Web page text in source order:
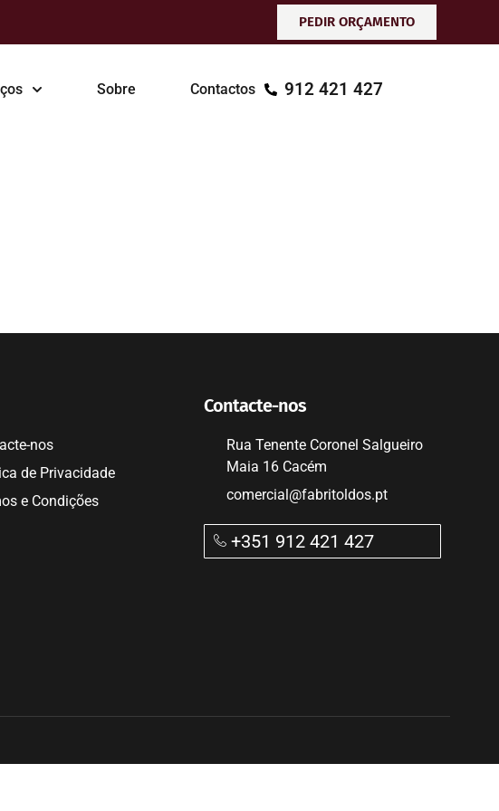
PEDIR ORÇAMENTO
Sobre Contactos 912 421 427
nos
de Privacidade
e Condições
Contacte-nos
Rua Tenente Coronel Salgueiro
Maia 16 Cacém
comercial@fabritoldos.pt
+351 912 421 427​